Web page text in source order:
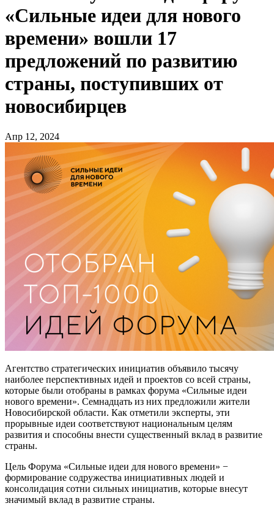
«Сильные идеи для нового
времени» вошли 17
предложений по развитию
страны, поступивших от
новосибирцев
Апр 12, 2024
Агентство стратегических инициатив объявило тысячу
наиболее перспективных идей и проектов со всей страны,
которые были отобраны в рамках форума «Сильные идеи
нового времени». Семнадцать из них предложили жители
Новосибирской области. Как отметили эксперты, эти
прорывные идеи соответствуют национальным целям
развития и способны внести существенный вклад в развитие
страны.
Цель Форума «Сильные идеи для нового времени» −
формирование содружества инициативных людей и
консолидация сотни сильных инициатив, которые внесут
значимый вклад в развитие страны.